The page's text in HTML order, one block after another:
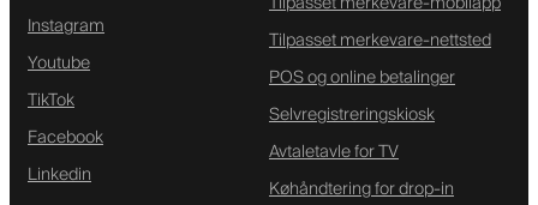
Instagram
Youtube
TikTok
Facebook
Linkedin
Tilpasset merkevare-nettsted
POS og online betalinger
Selvregistreringskiosk
Avtaletavle for TV
Køhåndtering for drop-in